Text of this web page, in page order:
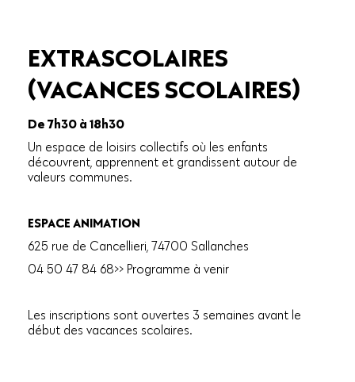
EXTRASCOLAIRES
(VACANCES SCOLAIRES)
De 7h30 à 18h30
Un espace de loisirs collectifs où les enfants
découvrent, apprennent et grandissent autour de
valeurs communes.
ESPACE ANIMATION
625 rue de Cancellieri, 74700 Sallanches
04 50 47 84 68>> Programme à venir
Les inscriptions sont ouvertes 3 semaines avant le
début des vacances scolaires.